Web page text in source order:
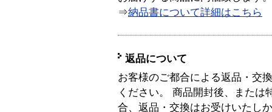
⇒納品書について詳細はこちら
返品について
お客様のご都合による返品・交
ください。 商品開封後、または
合、返品・交換はお受けいたし